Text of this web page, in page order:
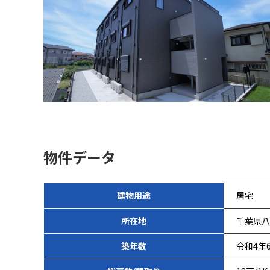
物件データ
建物用途 居宅
所在地 千葉県
築年数 令和4年